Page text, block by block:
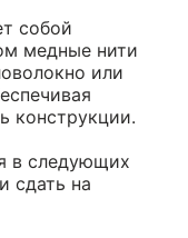
собой
медные нити
или
конструкции.
в следующих
сдать на